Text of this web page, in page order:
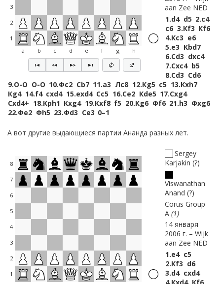
3
2
1
a
b c d e f g h
aan Zee NED
1.d4 d5 2.c4
c6 3.Кf3 Кf6
4.Кc3 e6
5.e3 Кbd7
6.Сd3 dxc4
7.Сxc4 b5
8.Сd3 Сd6
9.O-O O-O 10.Фc2 Сb7 11.a3 Лc8 12.Кg5 c5 13.Кxh7
Кg4 14.f4 cxd4 15.exd4 Сc5 16.Сe2 Кde5 17.Сxg4
Сxd4+ 18.Крh1 Кxg4 19.Кxf8 f5 20.Кg6 Фf6 21.h3 Фxg6
22.Фe2 Фh5 23.Фd3 Сe3 0–1
А вот другие выдающиеся партии Ананда разных лет.
8
7
6
5
4
3
2
1
Sergey
Karjakin ?
Viswanathan
Anand ?
Corus Group
A 1
14 января
2006 г.
Wijk
aan Zee NED
1.e4 c5
2.Кf3 d6
3.d4 cxd4